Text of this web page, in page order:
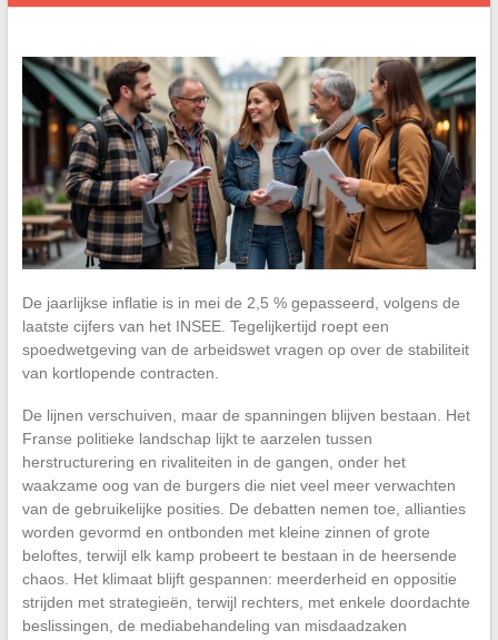
De jaarlijkse inflatie is in mei de 2,5 % gepasseerd, volgens de
laatste cijfers van het INSEE. Tegelijkertijd roept een
spoedwetgeving van de arbeidswet vragen op over de stabiliteit
van kortlopende contracten.
De lijnen verschuiven, maar de spanningen blijven bestaan. Het
Franse politieke landschap lijkt te aarzelen tussen
herstructurering en rivaliteiten in de gangen, onder het
waakzame oog van de burgers die niet veel meer verwachten
van de gebruikelijke posities. De debatten nemen toe, allianties
worden gevormd en ontbonden met kleine zinnen of grote
beloftes, terwijl elk kamp probeert te bestaan in de heersende
chaos. Het klimaat blijft gespannen: meerderheid en oppositie
strijden met strategieën, terwijl rechters, met enkele doordachte
beslissingen, de mediabehandeling van misdaadzaken